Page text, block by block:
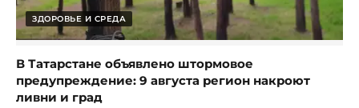
ЗДОРОВЬЕ И СРЕДА
В Татарстане объявлено штормовое
предупреждение: 9 августа регион накроют
ливни и град